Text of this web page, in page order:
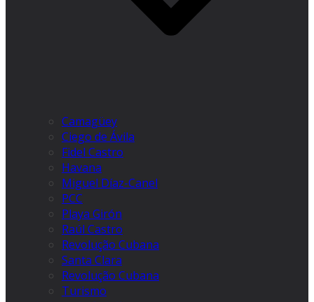
Camagüey
Ciego de Ávila
Fidel Castro
Havana
Miguel Díaz-Canel
PCC
Playa Girón
Raúl Castro
Revolução Cubana
Santa Clara
Revolução Cubana
Turismo